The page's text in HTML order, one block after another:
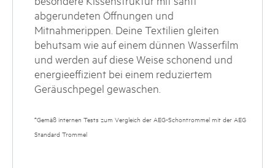
abgerundeten Öffnungen und
Mitnahmerippen. Deine Textilien gleiten
behutsam wie auf einem dünnen Wasserfilm
und werden auf diese Weise schonend und
energieeffizient bei einem reduziertem
Geräuschpegel gewaschen.
*Gemäß internen Tests zum Vergleich der AEG-Schontrommel mit der AEG
Standard Trommel